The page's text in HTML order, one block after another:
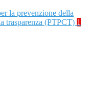
la prevenzione della
trasparenza (PTPCT) 1